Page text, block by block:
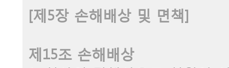
[제5장 손해배상 및 면책]
제15조 손해배상